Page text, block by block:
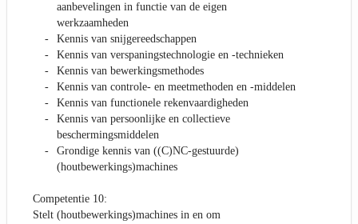
aanbevelingen in functie van de eigen
werkzaamheden
Kennis van snijgereedschappen
Kennis van verspaningstechnologie en -technieken
Kennis van bewerkingsmethodes
Kennis van controle- en meetmethoden en -middelen
Kennis van functionele rekenvaardigheden
Kennis van persoonlijke en collectieve
beschermingsmiddelen
Grondige kennis van ((C)NC-gestuurde)
(houtbewerkings)machines
Competentie 10:
Stelt (houtbewerkings)machines in en om